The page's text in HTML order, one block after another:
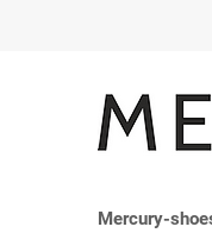
Mercury-